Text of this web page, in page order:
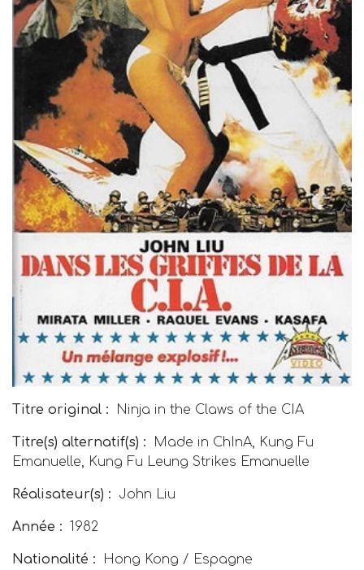
Titre original : Ninja in the Claws of the CIA
Titre(s) alternatif(s) : Made in ChInA, Kung Fu
Emanuelle, Kung Fu Leung Strikes Emanuelle
Réalisateur(s) : John Liu
Année : 1982
Nationalité : Hong Kong / Espagne